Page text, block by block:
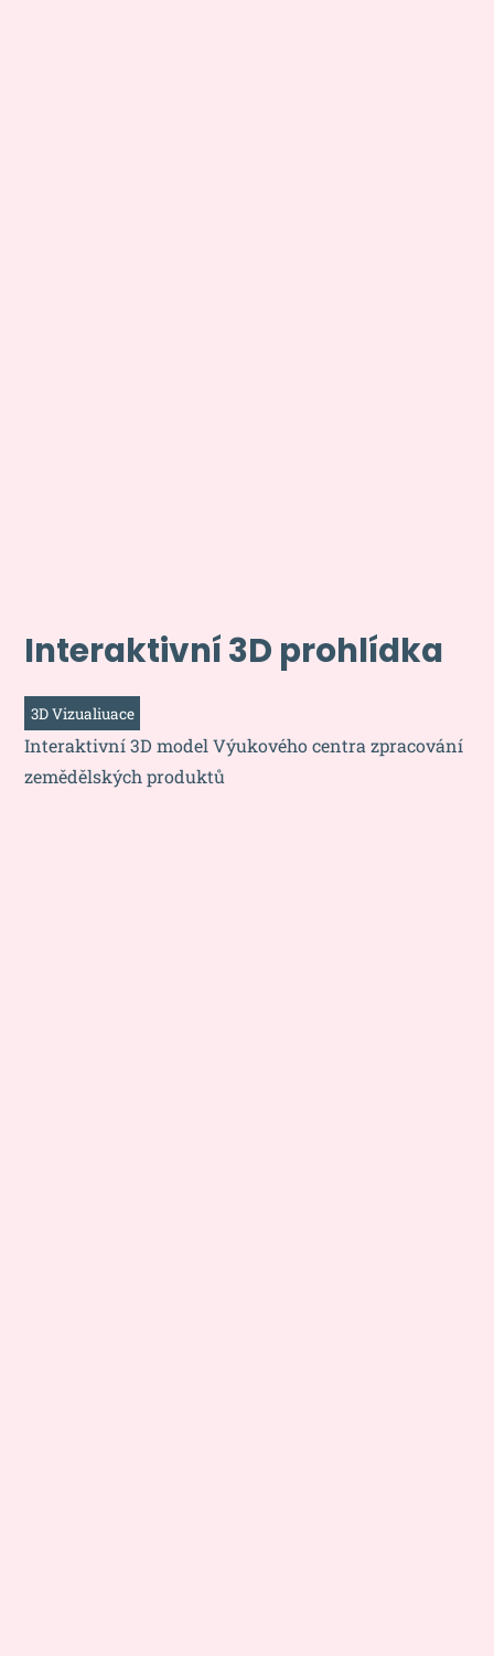
Interaktivní 3D prohlídka
3D Vizualiuace
Interaktivní 3D model Výukového centra zpracování
zemědělských produktů